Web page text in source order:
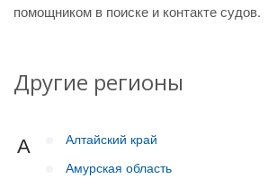
помощником в поиске и контакте судов.
Другие регионы
А
Алтайский край
Амурская область